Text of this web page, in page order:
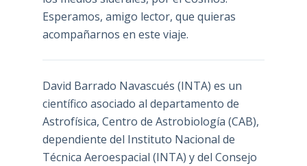
Esperamos, amigo lector, que quieras
acompañarnos en este viaje.
David Barrado Navascués (INTA) es un
científico asociado al departamento de
Astrofísica, Centro de Astrobiología (CAB),
dependiente del Instituto Nacional de
Técnica Aeroespacial (INTA) y del Consejo